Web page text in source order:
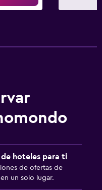
de hoteles para ti
de ofertas de
un solo lugar.